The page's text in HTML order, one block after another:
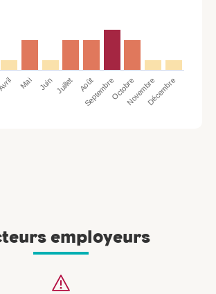
Avril Mai Juin Juillet Août
SeptembreOctobreNovembreDécembre
employeurs